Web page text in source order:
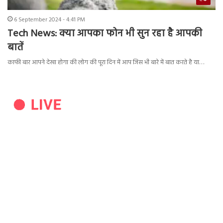
6 September 2024 - 4:41 PM
Tech News: क्या आपका फोन भी सुन रहा है आपकी
बातें
काफी बार आपने देखा होगा की लोग की पूरा दिन में आप जिस भी बारे में बात करते है या…